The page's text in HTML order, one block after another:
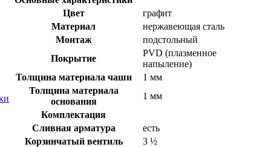
Цвет
графит
Материал
нержавеющая сталь
Монтаж
подстольный
Покрытие
PVD (плазменное
напыление)
Толщина материала чаши
1 мм
Толщина материала
основания
1 мм
Комплектация
Сливная арматура
есть
Корзинчатый вентиль
3 ½